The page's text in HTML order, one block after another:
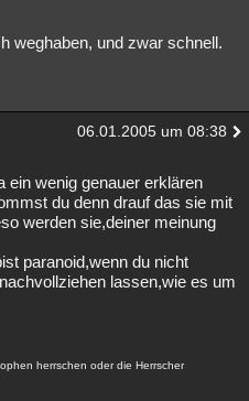
weghaben, und zwar schnell.
06.01.2005 um 08:38
ein wenig genauer erklären
du denn drauf das sie mit
werden sie,deiner meinung
paranoid,wenn du nicht
lassen,wie es um
herrschen oder die Herrscher